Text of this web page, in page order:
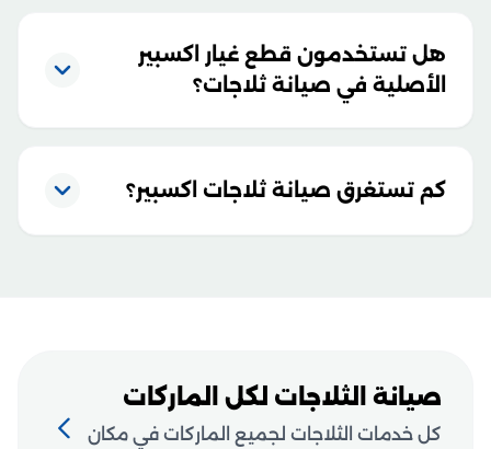
هل تستخدمون قطع غيار اكسبير
الأصلية في صيانة ثلاجات؟
كم تستغرق صيانة ثلاجات اكسبير؟
صيانة الثلاجات لكل الماركات
كل خدمات الثلاجات لجميع الماركات في مكان